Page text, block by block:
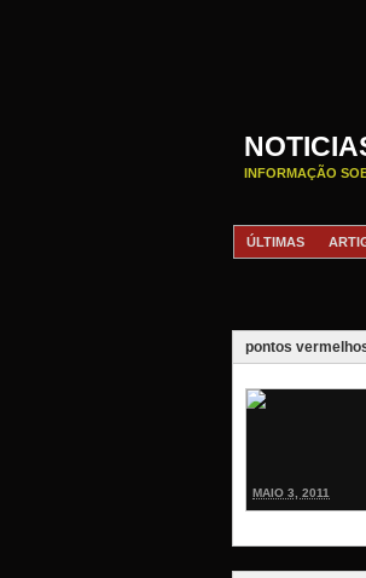
INFORMAÇÃO
ÚLTIMAS
pontos
MAIO 3, 2011